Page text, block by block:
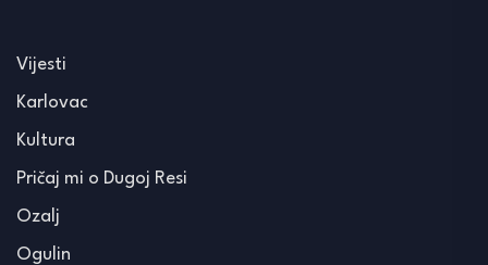
Vijesti
Karlovac
Kultura
Pričaj mi o Dugoj Resi
Ozalj
Ogulin